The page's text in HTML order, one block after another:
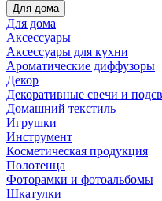
Для дома
Для дома
Аксессуары
Аксессуары для кухни
Ароматические диффузоры
Декор
Декоративные свечи и
Домашний текстиль
Игрушки
Инструмент
Косметическая продукция
Полотенца
Фоторамки и фотоальбомы
Шкатулки